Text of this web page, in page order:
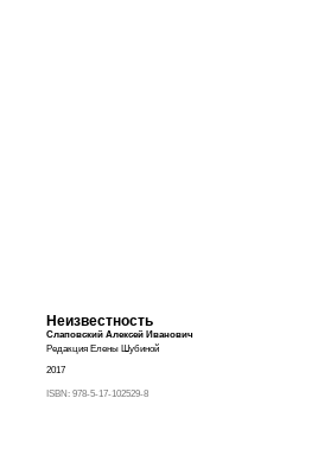
Неизвестность
Слаповский Алексей Иванович
Редакция Елены Шубиной
2017
ISBN: 978-5-17-102529-8